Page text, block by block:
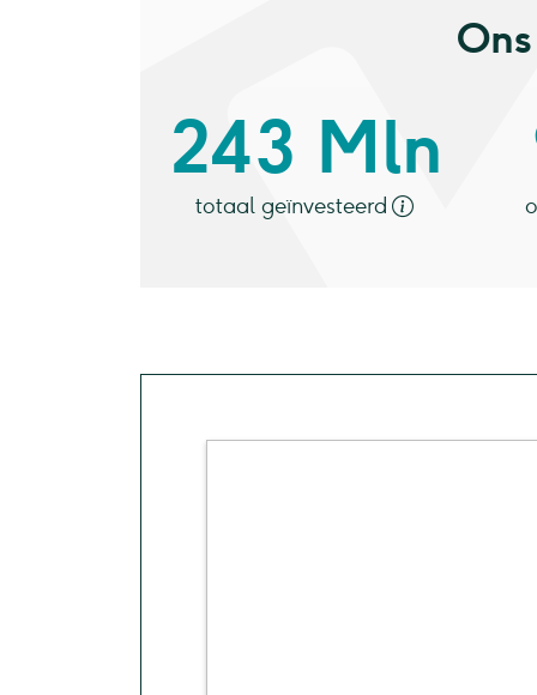
243 Mln
totaal geïnvesteerd